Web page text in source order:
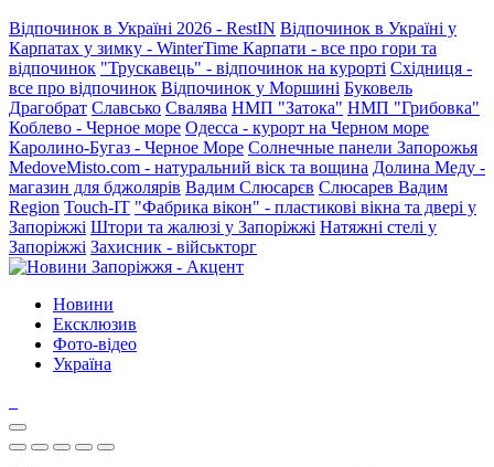
Відпочинок в Україні 2026 - RestIN Відпочинок в Україні у
Карпатах у зимку - WinterTime Карпати - все про гори та
відпочинок "Трускавець" - відпочинок на курорті Східниця -
все про відпочинок Відпочинок у Моршині Буковель
Драгобрат Славсько Свалява НМП "Затока" НМП "Грибовка"
Коблево - Черное море Одесса - курорт на Черном море
Каролино-Бугаз - Черное Море Солнечные панели Запорожья
MedoveMisto.com - натуральний віск та вощина Долина Меду -
магазин для бджолярів Вадим Слюсарєв Слюсарев Вадим
Region Touch-IT "Фабрика вікон" - пластикові вікна та двері у
Запоріжжі Штори та жалюзі у Запоріжжі Натяжні стелі у
Запоріжжі Захисник - військторг
Новини
Ексклюзив
Фото-відео
Україна